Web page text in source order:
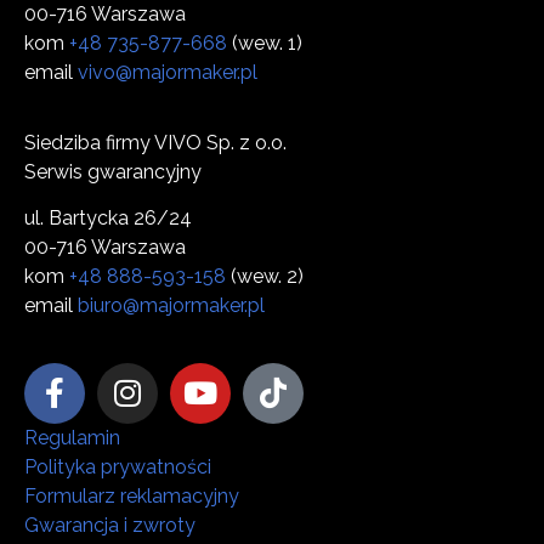
00-716 Warszawa
kom +48 735-877-668 (wew. 1)
email vivo@majormaker.pl
Siedziba firmy VIVO Sp. z o.o.
Serwis gwarancyjny
ul. Bartycka 26/24
00-716 Warszawa
kom +48 888-593-158 (wew. 2)
email biuro@majormaker.pl
Regulamin
Polityka prywatności
Formularz reklamacyjny
Gwarancja i zwroty